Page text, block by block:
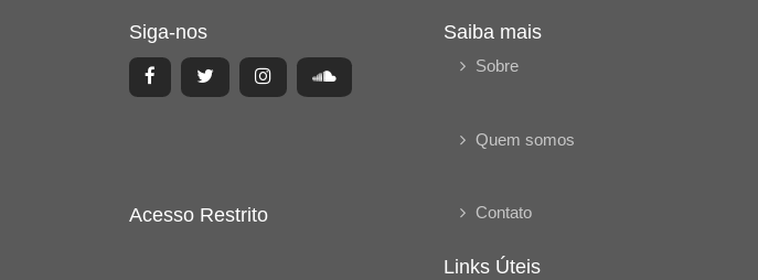
Siga-nos
Acesso Restrito
Saiba mais
Sobre
Quem somos
Contato
Links Úteis